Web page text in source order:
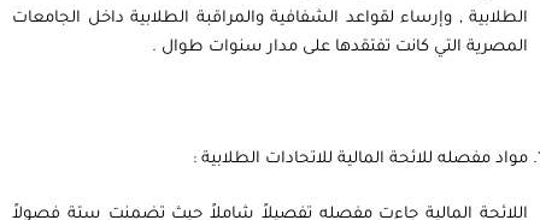
الطلابية , وإرساء لقواعد الشفافية والمراقبة الطلابية داخل الجامعات
المصرية التي كانت تفتقدها على مدار سنوات طوال .
مواد مفصله للائحة المالية للاتحادات الطلابية :
اللائحة المالية جاءت مفصله تفصيلاً شاملاً حيث تضمنت ستة فصولاً